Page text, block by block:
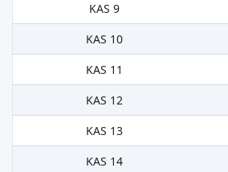
KAS 9
KAS 10
KAS 11
KAS 12
KAS 13
KAS 14